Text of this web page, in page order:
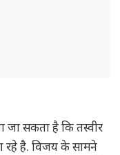
जा सकता है कि तस्वीर
है. विजय के सामने